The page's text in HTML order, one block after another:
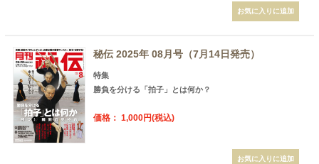
秘伝 2025年 08月号（7月14日発売）
特集
勝負を分ける「拍子」とは何か？
価格： 1,000円(税込)